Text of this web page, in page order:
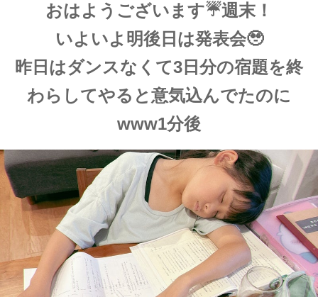
おはようございます☔️週末！
いよいよ明後日は発表会🥹
昨日はダンスなくて3日分の宿題を終
わらしてやると意気込んでたのに
www1分後